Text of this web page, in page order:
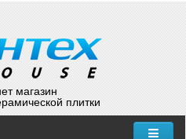
магазин
плитки